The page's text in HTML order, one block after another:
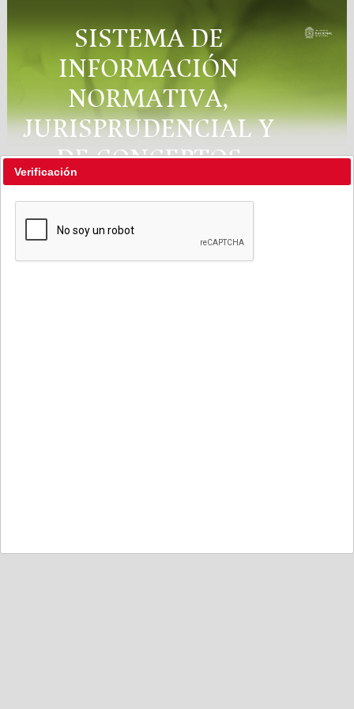
SISTEMA DE
INFORMACIÓN
NORMATIVA,
JURISPRUDENCIAL Y
DE CONCEPTOS
"RÉGIMEN LEGAL"
Verificación